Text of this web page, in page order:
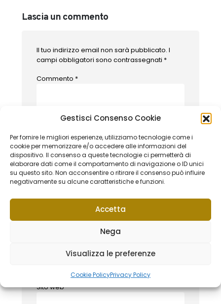
Gestisci Consenso Cookie
Per fornire le migliori esperienze, utilizziamo tecnologie come i
cookie per memorizzare e/o accedere alle informazioni del
dispositivo. Il consenso a queste tecnologie ci permetterà di
elaborare dati come il comportamento di navigazione o ID unici
su questo sito. Non acconsentire o ritirare il consenso può influire
negativamente su alcune caratteristiche e funzioni.
Accetta
Nega
Visualizza le preferenze
Cookie PolicyPrivacy Policy
Lascia un commento
Il tuo indirizzo email non sarà pubblicato. I
campi obbligatori sono contrassegnati *
Commento *
Sito web